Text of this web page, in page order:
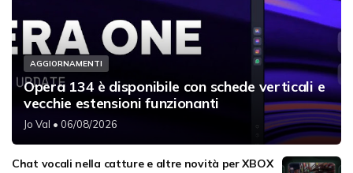
AGGIORNAMENTI
Opera 134 è disponibile con schede verticali e
vecchie estensioni funzionanti
Jo Val • 06/08/2026
Chat vocali nella catture e altre novità per XBOX